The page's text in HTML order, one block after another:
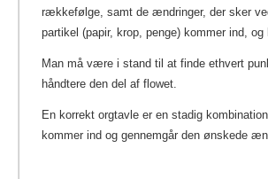
rækkefølge, samt de ændringer, der sker
partikel (papir, krop, penge) kommer ind, og
Man må være i stand til at finde ethvert
håndtere den del af flowet.
En korrekt orgtavle er en stadig
kommer ind og gennemgår den ønskede